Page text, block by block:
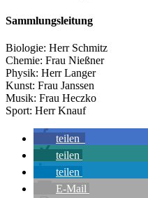
Sammlungsleitung
Biologie: Herr Schmitz
Chemie: Frau Nießner
Physik: Herr Langer
Kunst: Frau Janssen
Musik: Frau Heczko
Sport: Herr Knauf
teilen
teilen
teilen
E-Mail